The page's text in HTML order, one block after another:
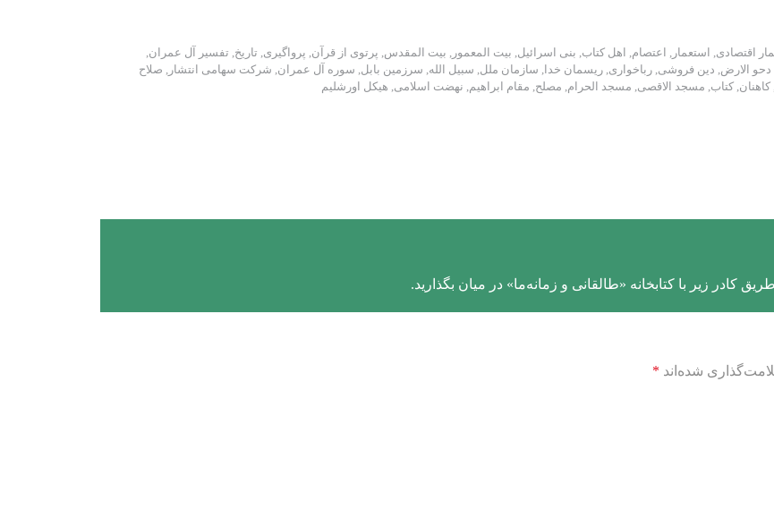
اقتصادی, استعمار , اعتصام, اهل کتاب, بنی اسرائیل, بیت المعمور , بیت المقدس, پرتوی از قرآن, پرواگیری, تاریخ, تفسیر آل عمران,
دحو الارض, دین فروشی, رباخواری, ریسمان خدا , سازمان ملل, سبیل الله, سرزمین بابل, سوره آل عمران, شرکت سهامی انتشار , صلاح
کاهنان, کتاب, مسجد الاقصی, مسجد الحرام, مصلح, مقام ابراهیم, نهضت اسلامی, هیکل اورشلیم
کادر زیر با کتابخانه «طالقانی و زمانه‌ما» در میان بگذارید.
شده‌اند *